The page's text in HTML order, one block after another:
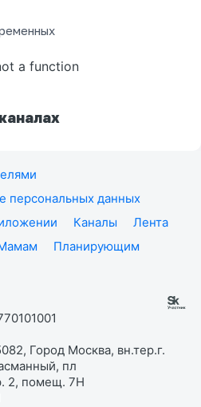
a function
персональных данных
Каналы
Лента
Планирующим
Город Москва, вн.тер.г.
пл
2, помещ. 7Н